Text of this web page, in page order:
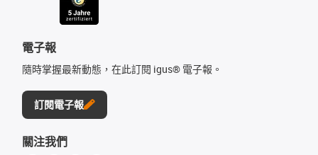
電子報
隨時掌握最新動態，在此訂閱 igus® 電子報。
訂閱電子報
關注我們